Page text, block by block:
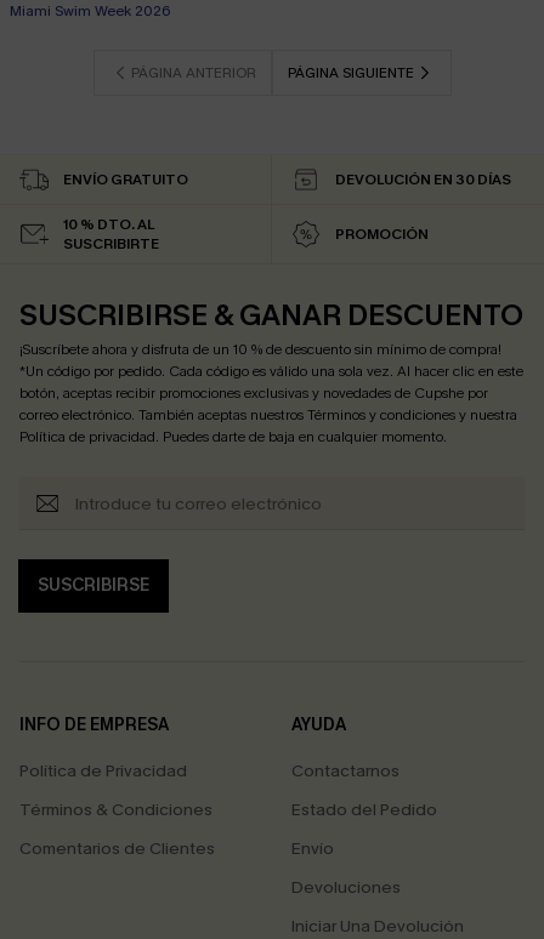
Miami Swim Week 2026
PÁGINA ANTERIOR PÁGINA SIGUIENTE
ENVÍO GRATUITO DEVOLUCIÓN EN 30 DÍAS
10 % DTO. AL
SUSCRIBIRTE
PROMOCIÓN
SUSCRIBIRSE & GANAR DESCUENTO
¡Suscríbete ahora y disfruta de un 10 % de descuento sin mínimo de compra!
*Un código por pedido. Cada código es válido una sola vez. Al hacer clic en este
botón, aceptas recibir promociones exclusivas y novedades de Cupshe por
correo electrónico. También aceptas nuestrosTérminos y condicionesy nuestra
Política de privacidad. Puedes darte de baja en cualquier momento.
SUSCRIBIRSE
INFO DE EMPRESA
Política de Privacidad
Términos & Condiciones
Comentarios de Clientes
AYUDA
Contactarnos
Estado del Pedido
Envío
Devoluciones
Iniciar Una Devolución